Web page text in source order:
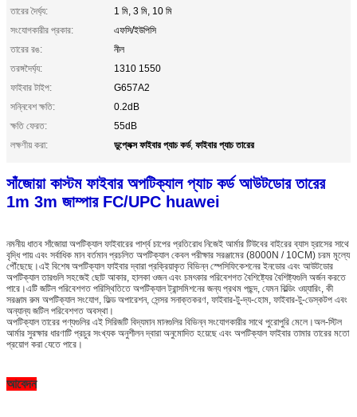
তারের দৈর্ঘ্য:
1 মি, 3 মি, 10 মি
সংযোগকারীর প্রকার:
এফসি/ইউপিসি
তারের রঙ:
নীল
তরঙ্গদৈর্ঘ্য:
1310 1550
ফাইবার টাইপ:
G657A2
সন্নিবেশ ক্ষতি:
0.2dB
ক্ষতি ফেরত:
55dB
লক্ষণীয় করা:
ডুপ্লেক্স ফাইবার প্যাচ কর্ড, ফাইবার প্যাচ তারের
সাঁজোয়া কাস্টম ফাইবার অপটিক্যাল প্যাচ কর্ড আউটডোর তারের
1m 3m জাম্পার FC/UPC huawei
নমনীয় ধাতব সাঁজোয়া অপটিক্যাল ফাইবারের পার্শ্ব চাপের প্রতিরোধ নিজেই আর্মার টিউবের বাইরের ব্যাস হ্রাসের সাথে
বৃদ্ধি পায় এবং সর্বাধিক মান বর্তমান প্রচলিত অপটিক্যাল কেবল পরীক্ষার সরঞ্জামের (8000N / 10CM) চরম মূল্যে
পৌঁছেছে।এই বিশেষ অপটিক্যাল ফাইবার দ্বারা প্রক্রিয়াকৃত বিভিন্ন স্পেসিফিকেশনের ইনডোর এবং আউটডোর
অপটিক্যাল তারগুলি সহজেই ছোট আকার, হালকা ওজন এবং চমৎকার পরিবেশগত বৈশিষ্ট্যের বৈশিষ্ট্যগুলি অর্জন করতে
পারে।এটি জটিল পরিবেশগত পরিস্থিতিতে অপটিক্যাল ট্রান্সমিশনের জন্য প্রথম পছন্দ, যেমন বিল্ডিং ওয়্যারিং, কী
সরঞ্জাম রুম অপটিক্যাল সংযোগ, ফিল্ড অপারেশন, সেন্সর সনাক্তকরণ, ফাইবার-টু-দ্য-হোম, ফাইবার-টু-ডেস্কটপ এবং
অন্যান্য জটিল পরিবেশগত অবস্থা।
অপটিক্যাল তারের পণ্যগুলির এই সিরিজটি বিদ্যমান মানগুলির বিভিন্ন সংযোগকারীর সাথে পুরোপুরি মেলে।অল-স্টিল
আর্মার সুরক্ষার ধারণাটি প্রচুর সংখ্যক অনুশীলন দ্বারা অনুমোদিত হয়েছে এবং অপটিক্যাল ফাইবার তামার তারের মতো
প্রয়োগ করা যেতে পারে।
আবেদন